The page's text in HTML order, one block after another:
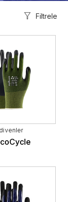
Filtrele